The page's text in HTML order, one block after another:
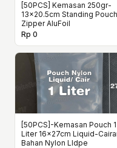
[50PCS] Kemasan 250gr-
13×20.5cm Standing Pouch
Zipper AluFoil
Rp 0
[50PCS]-Kemasan Pouch 1
Liter 16x27cm Liquid-
Bahan Nylon Lldpe